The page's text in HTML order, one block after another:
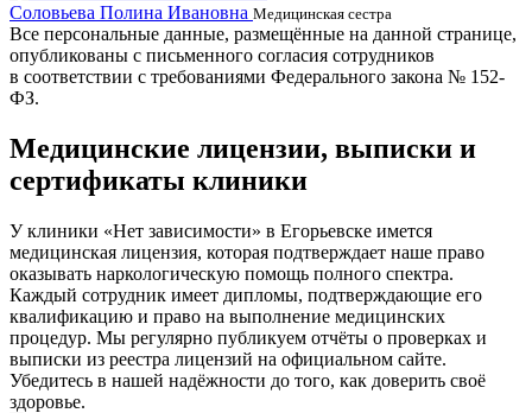
Соловьева Полина Ивановна Медицинская сестра
Все персональные данные, размещённые на данной странице,
опубликованы с письменного согласия сотрудников
в соответствии с требованиями Федерального закона № 152-
ФЗ.
Медицинские лицензии, выписки и
сертификаты клиники
У клиники «Нет зависимости» в Егорьевске имется
медицинская лицензия, которая подтверждает наше право
оказывать наркологическую помощь полного спектра.
Каждый сотрудник имеет дипломы, подтверждающие его
квалификацию и право на выполнение медицинских
процедур. Мы регулярно публикуем отчёты о проверках и
выписки из реестра лицензий на официальном сайте.
Убедитесь в нашей надёжности до того, как доверить своё
здоровье.